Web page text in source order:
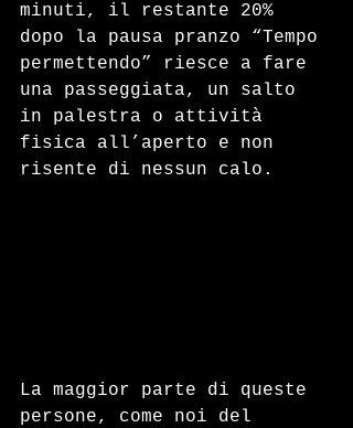
minuti, il restante 20%
dopo la pausa pranzo “Tempo
permettendo” riesce a fare
una passeggiata, un salto
in palestra o attività
fisica all’aperto e non
risente di nessun calo.
La maggior parte di queste
persone, come noi del